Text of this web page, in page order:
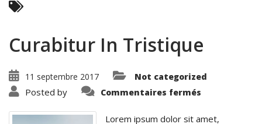
Curabitur In Tristique
11 septembre 2017 Not categorized
Posted by Commentaires fermés
Lorem ipsum dolor sit amet,